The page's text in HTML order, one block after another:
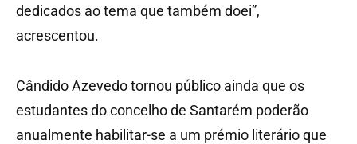
dedicados ao tema que também doei”,
acrescentou.
Cândido Azevedo tornou público ainda que os
estudantes do concelho de Santarém poderão
anualmente habilitar-se a um prémio literário que